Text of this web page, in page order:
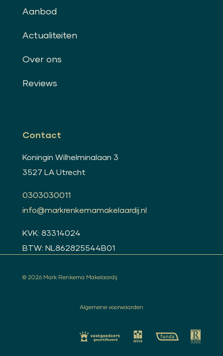
Aanbod
Actualiteiten
Over ons
Reviews
Contact
Koningin Wilhelminalaan 3
3527 LA Utrecht
0303030011
info@markrenkemamakelaardij.nl
KVK: 83314024
BTW: NL862825544B01
© 2026 Mark Renkema Makelaardij
Algemene voorwaarden